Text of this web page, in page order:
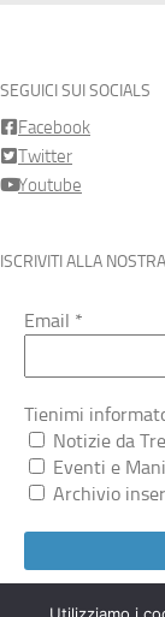
SEGUICI SUI SOCIALS
Facebook
Twitter
Youtube
ISCRIVITI ALLA
Email *
Tienimi
Notizie da
Eventi e
Archivio